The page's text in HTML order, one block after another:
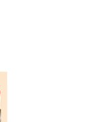
Menge